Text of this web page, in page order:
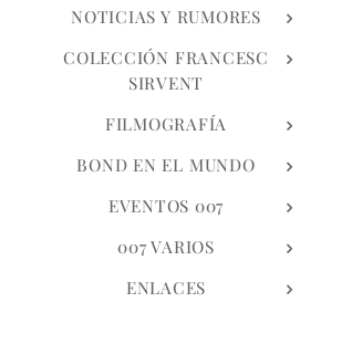
NOTICIAS Y RUMORES
COLECCIÓN FRANCESC
SIRVENT
FILMOGRAFÍA
BOND EN EL MUNDO
EVENTOS 007
007 VARIOS
ENLACES